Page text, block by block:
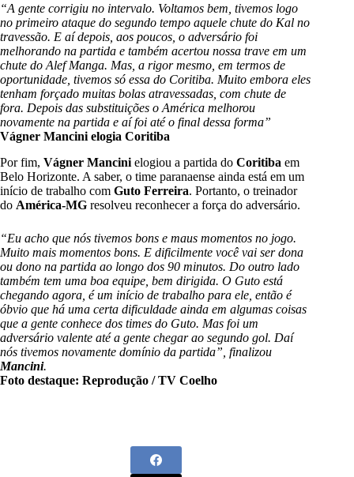
“A gente corrigiu no intervalo. Voltamos bem, tivemos logo
no primeiro ataque do segundo tempo aquele chute do Kal no
travessão. E aí depois, aos poucos, o adversário foi
melhorando na partida e também acertou nossa trave em um
chute do Alef Manga. Mas, a rigor mesmo, em termos de
oportunidade, tivemos só essa do Coritiba. Muito embora eles
tenham forçado muitas bolas atravessadas, com chute de
fora. Depois das substituições o América melhorou
novamente na partida e aí foi até o final dessa forma”
Vágner Mancini elogia Coritiba
Por fim, Vágner Mancini elogiou a partida do Coritiba em
Belo Horizonte. A saber, o time paranaense ainda está em um
início de trabalho com Guto Ferreira. Portanto, o treinador
do América-MG resolveu reconhecer a força do adversário.
“Eu acho que nós tivemos bons e maus momentos no jogo.
Muito mais momentos bons. E dificilmente você vai ser dona
ou dono na partida ao longo dos 90 minutos. Do outro lado
também tem uma boa equipe, bem dirigida. O Guto está
chegando agora, é um início de trabalho para ele, então é
óbvio que há uma certa dificuldade ainda em algumas coisas
que a gente conhece dos times do Guto. Mas foi um
adversário valente até a gente chegar ao segundo gol. Daí
nós tivemos novamente domínio da partida”, finalizou
Mancini.
Foto destaque: Reprodução / TV Coelho